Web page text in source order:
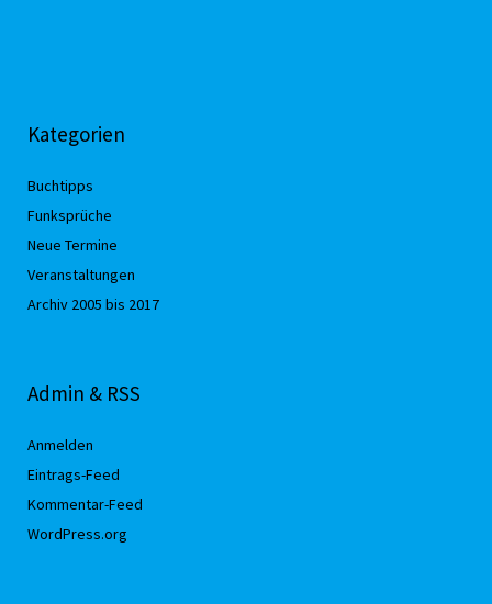
Kategorien
Buchtipps
Funksprüche
Neue Termine
Veranstaltungen
Archiv 2005 bis 2017
Admin & RSS
Anmelden
Eintrags-Feed
Kommentar-Feed
WordPress.org